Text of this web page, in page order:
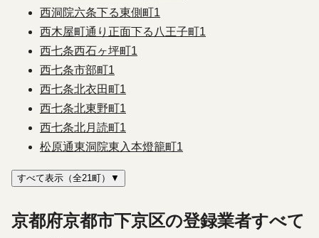
西洞院六条下る東側町1
西木屋町通り正面下る八王子町1
西七条西石ヶ坪町1
西七条市部町1
西七条北衣田町1
西七条北東野町1
西七条北月読町1
松原通東洞院東入本燈籠町1
すべて表示（全21町）▼
京都府京都市下京区の登録業者すべて